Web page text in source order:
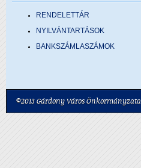
RENDELETTÁR
NYILVÁNTARTÁSOK
BANKSZÁMLASZÁMOK
©2013 Gárdony Város Önkormányzata